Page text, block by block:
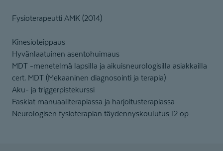
Fysioterapeutti AMK (2014)
Kinesioteippaus
Hyvänlaatuinen asentohuimaus
MDT -menetelmä lapsilla ja aikuisneurologisilla asiakkailla
cert. MDT (Mekaaninen diagnosointi ja terapia)
Aku- ja triggerpistekurssi
Faskiat manuaaliterapiassa ja harjoitusterapiassa
Neurologisen fysioterapian täydennyskoulutus 12 op